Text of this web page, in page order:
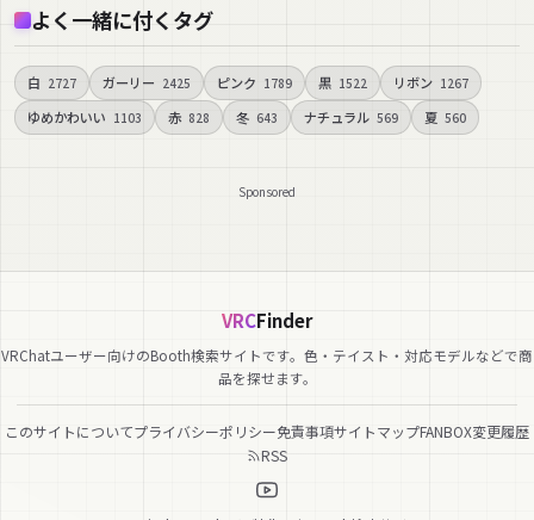
よく一緒に付くタグ
白 2727 ガーリー 2425 ピンク 1789 黒 1522 リボン 1267
ゆめかわいい 1103 赤 828 冬 643 ナチュラル 569 夏 560
Sponsored
VRCFinder
VRChatユーザー向けのBooth検索サイトです。色・テイスト・対応モデルなどで商
品を探せます。
このサイトについてプライバシーポリシー免責事項サイトマップFANBOX変更履歴
RSS